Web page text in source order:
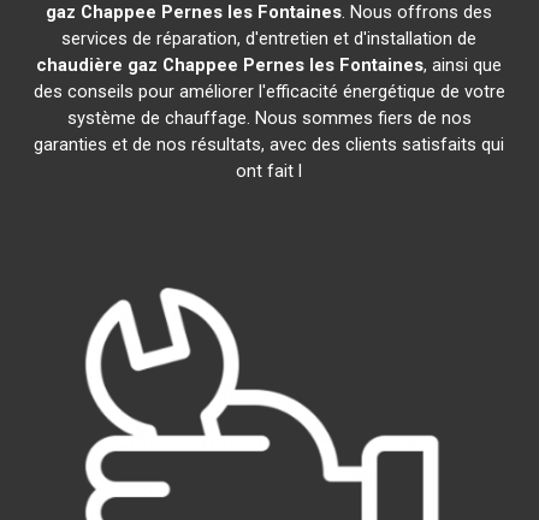
gaz Chappee Pernes les Fontaines. Nous offrons des
services de réparation, d'entretien et d'installation de
chaudière gaz Chappee Pernes les Fontaines, ainsi que
des conseils pour améliorer l'efficacité énergétique de votre
système de chauffage. Nous sommes fiers de nos
garanties et de nos résultats, avec des clients satisfaits qui
ont fait l